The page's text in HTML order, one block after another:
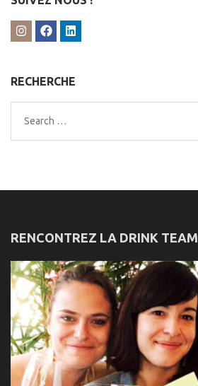
RECHERCHE
Search
for:
RENCONTREZ LA DRINK TEAM